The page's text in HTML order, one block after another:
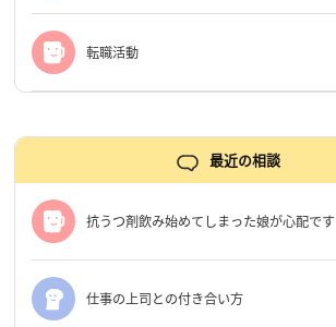
転職活動
最近の相談
抗うつ剤飲み始めてしまった娘が心配です
仕事の上司との付き合い方